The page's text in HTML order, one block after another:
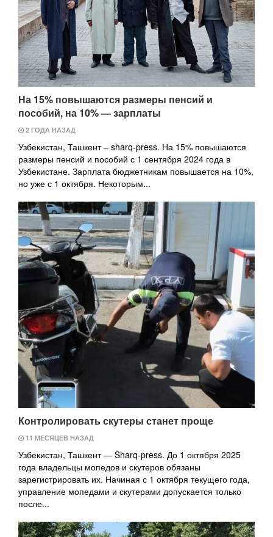
На 15% повышаются размеры пенсий и
пособий, на 10% — зарплаты
2 ГОДА НАЗАД
Узбекистан, Ташкент – sharq-press. На 15% повышаются
размеры пенсий и пособий с 1 сентября 2024 года в
Узбекистане. Зарплата бюджетникам повышается на 10%,
но уже с 1 октября. Некоторым...
Контролировать скутеры станет проще
11 МЕСЯЦЕВ НАЗАД
Узбекистан, Ташкент — Sharq-press. До 1 октября 2025
года владельцы мопедов и скутеров обязаны
зарегистрировать их. Начиная с 1 октября текущего года,
управление мопедами и скутерами допускается только
после...